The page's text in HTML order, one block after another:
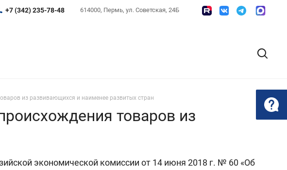
614000, Пермь, ул. Советская, 24Б
+7 (342) 235-78-48
из развивающихся и наименее развитых стран
товаров из
экономической комиссии от 14 июня 2018 г. № 60 «Об